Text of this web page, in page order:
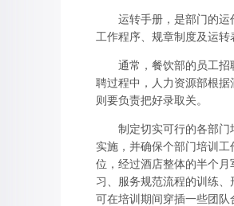
运转手册，是部门的运作
工作程序、规章制度及运转
通常，餐饮部的员工招聘
聘过程中，人力资源部根
则要负责把好录取关。
制定切实可行的各部门培
实施，并确保个部门培训
位，经过酒店整体的半个
习、服务规范流程的训练
可在培训期间穿插一些团